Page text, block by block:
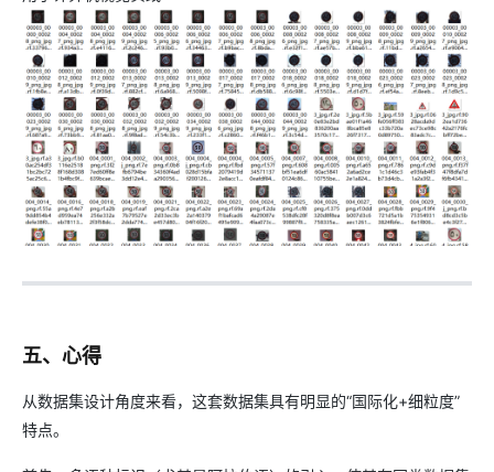
五、心得
从数据集设计角度来看，这套数据集具有明显的“国际化+细粒度”
特点。